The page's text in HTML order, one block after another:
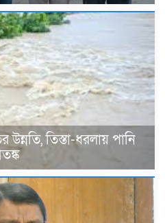
উন্নতি, তিস্তা-ধরলায় পানি